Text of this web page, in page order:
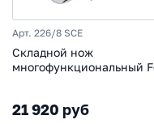
Арт. 226/8 SCE
Складной нож
многофункциональный
21 920 руб